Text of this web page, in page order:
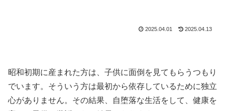
2025.04.01 2025.04.13
昭和初期に産まれた方は、子供に面倒を見てもらうつもり
でいます。そういう方は最初から依存しているために独立
心がありません。その結果、自堕落な生活をして、健康を